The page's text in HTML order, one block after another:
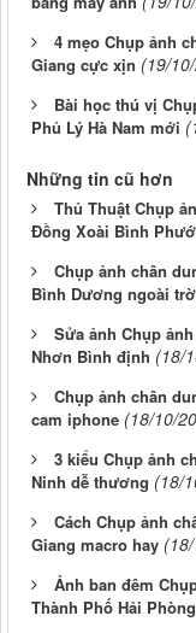
4 mẹo Chụp ảnh
Giang cực xịn (19/
Bài học thú vị
Phủ Lý Hà Nam mới
Những tin cũ hơn
Thủ Thuật Chụp
Đồng Xoài Bình
Chụp ảnh chân
Bình Dương ngoài
Sửa ảnh Chụp
Nhơn Bình định (18/
Chụp ảnh chân
cam iphone (18/10/
3 kiểu Chụp ảnh
Ninh dễ thương (18/
Cách Chụp ảnh
Giang macro hay
Ảnh ban đêm
Thành Phố Hải Phòng